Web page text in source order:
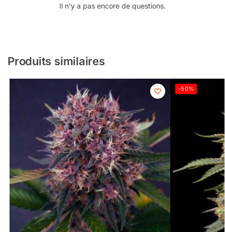
Il n’y a pas encore de questions.
Produits similaires
-50%